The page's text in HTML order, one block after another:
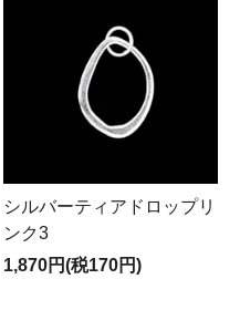
シルバーティアドロップリ
ンク3
1,870円(税170円)